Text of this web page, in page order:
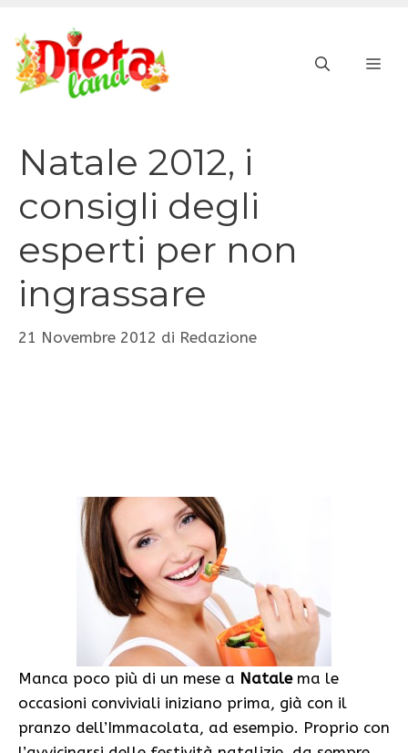
contenuto
Natale 2012, i
consigli degli
esperti per non
ingrassare
21 Novembre 2012 di Redazione
Manca poco più di un mese a Natalema le
occasioni conviviali iniziano prima, già con il
pranzo dell’Immacolata, ad esempio. Proprio con